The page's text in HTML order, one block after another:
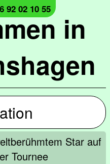
in
92 02 10 55
Star auf
Tournee